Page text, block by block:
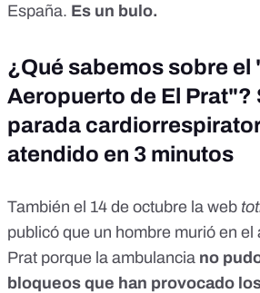
España. Es un bulo.
¿Qué sabemos sobre el
Aeropuerto de El Prat"?
parada
atendido en 3 minutos
También el 14 de octubre la web
publicó que un hombre murió en el
Prat porque la ambulancia no
bloqueos que han provocado